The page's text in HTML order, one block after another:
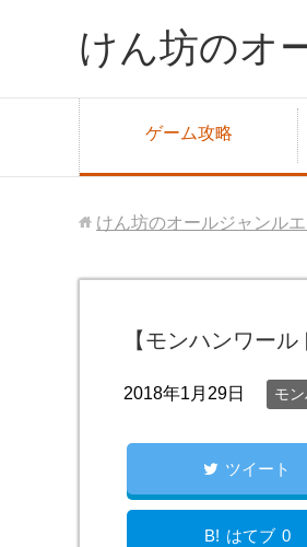
けん坊のオ
ゲーム攻略
けん坊のオールジャンル
【モンハンワー
2018年1月29日 モ
ツイート
B! はてブ 0